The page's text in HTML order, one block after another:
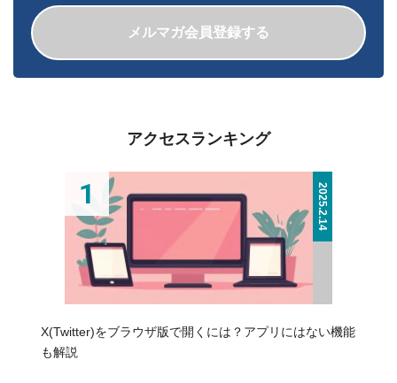
メルマガ会員登録する
アクセスランキング
2025.2.14
X(Twitter)をブラウザ版で開くには？アプリにはない機能
も解説